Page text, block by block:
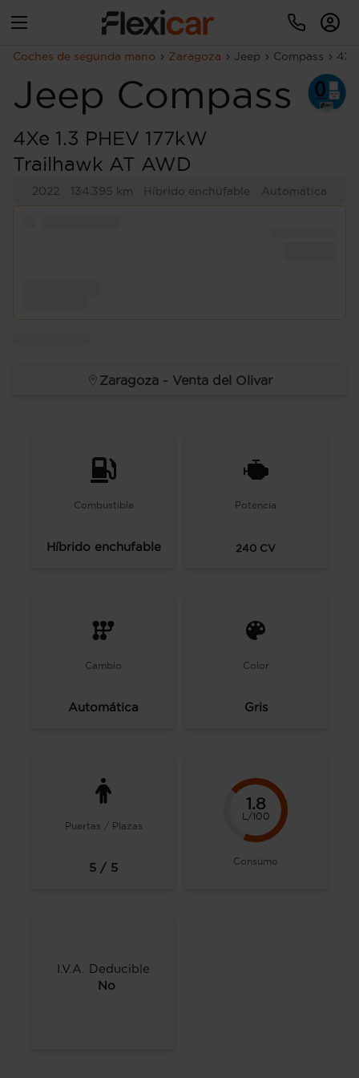
Coches de segunda mano Zaragoza Jeep Compass
Jeep Compass
4Xe 1.3 PHEV 177kW
Trailhawk AT AWD
2022 134.395 km Híbrido enchufable Automática
Zaragoza - Venta del Olivar
Combustible
Híbrido enchufable
Potencia
240 CV
Cambio
Automática
Color
Gris
Puertas / Plazas
5 / 5
1.8
L/100
Consumo
I.V.A. Deducible
No